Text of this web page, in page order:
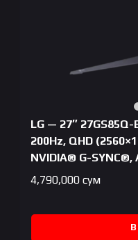
LG — 27″
200Hz, QHD
NVIDIA® G-SYNC®,
4,790,000 сум